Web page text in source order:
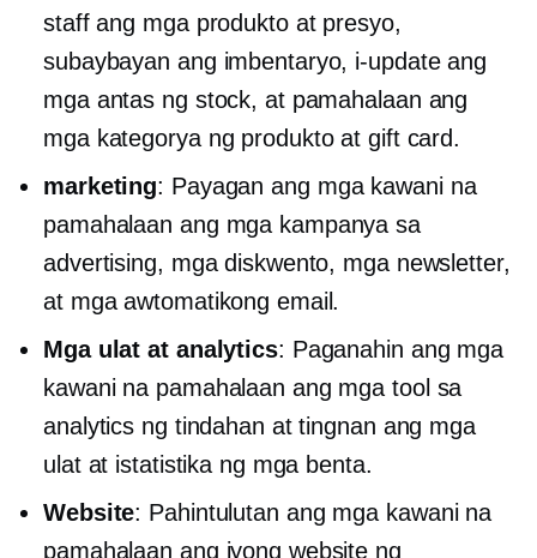
staff ang mga produkto at presyo,
subaybayan ang imbentaryo, i-update ang
mga antas ng stock, at pamahalaan ang
mga kategorya ng produkto at gift card.
marketing: Payagan ang mga kawani na
pamahalaan ang mga kampanya sa
advertising, mga diskwento, mga newsletter,
at mga awtomatikong email.
Mga ulat at analytics: Paganahin ang mga
kawani na pamahalaan ang mga tool sa
analytics ng tindahan at tingnan ang mga
ulat at istatistika ng mga benta.
Website: Pahintulutan ang mga kawani na
pamahalaan ang iyong website ng